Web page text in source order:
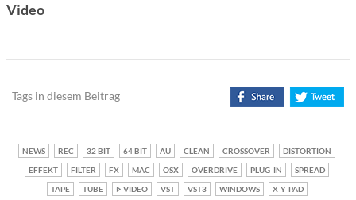
Video
Tags in diesem Beitrag
NEWS REC 32 BIT 64 BIT AU CLEAN CROSSOVER
DISTORTION
EFFEKT
FILTER FX MAC OSX OVERDRIVE PLUG-IN
SPREAD
TAPE
TUBE VIDEO VST VST3 WINDOWS X-Y-PAD